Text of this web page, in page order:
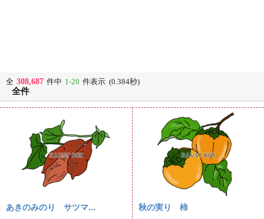
全 308,687 件中 1-20 件表示 (0.384秒)
全件
あきのみのり サツマ... 秋の実り 柿